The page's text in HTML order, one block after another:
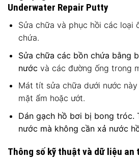
Underwater Repair Putty
Sửa chữa và phục hồi các loại
chứa.
Sửa chữa các bồn chứa bằng
nước và các đường ống trong
Mát tít sửa chữa dưới nước
mặt ẩm hoặc ướt.
Dán gạch hồ bơi bị bong tróc.
nước mà không cần xả nước
Thông số kỹ thuật và dữ liệu an